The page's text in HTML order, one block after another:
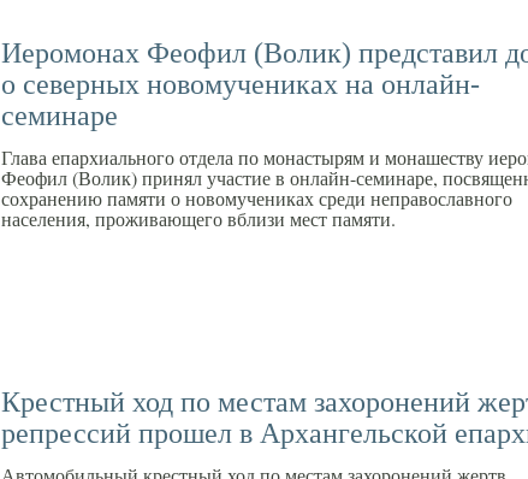
Иеромонах Феофил (Волик) представил
о северных новомучениках на онлайн-
семинаре
Глава епархиального отдела по монастырям и монашеству
Феофил (Волик) принял участие в онлайн-семинаре,
сохранению памяти о новомучениках среди неправославного
населения, проживающего вблизи мест памяти.
Крестный ход по местам захоронений
репрессий прошел в Архангельской